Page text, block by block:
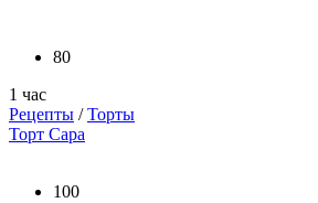
80
1 час
Рецепты /Торты
Торт Сара
100